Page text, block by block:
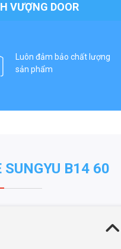
VƯỢNG DOOR
Luôn đảm bảo chất lượng
sản phẩm
B14 60